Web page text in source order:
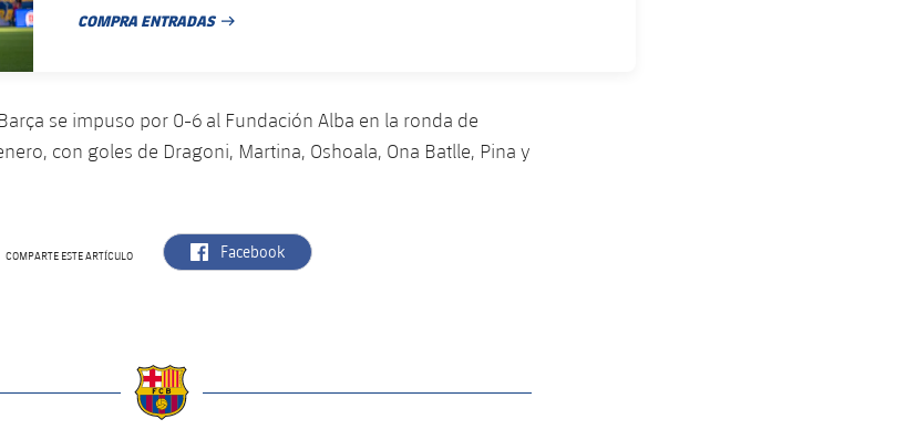
COMPRA ENTRADAS
FECHA DE PUBLICACIÓN
se impuso por 0-6 al Fundación Alba en la ronda de
con goles de Dragoni, Martina, Oshoala, Ona Batlle, Pina y
COMPARTE ESTE ARTÍCULO label.aria.facebook
Facebook